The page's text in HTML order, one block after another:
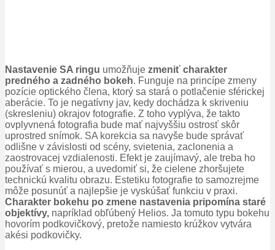
Nastavenie SA ringu umožňuje zmeniť charakter
predného a zadného bokeh. Funguje na princípe zmeny
pozície optického člena, ktorý sa stará o potlačenie sférickej
aberácie. To je negatívny jav, kedy dochádza k skriveniu
(skresleniu) okrajov fotografie. Z toho vyplýva, že takto
ovplyvnená fotografia bude mať najvyššiu ostrosť skôr
uprostred snímok. SA korekcia sa navyše bude správať
odlišne v závislosti od scény, svietenia, zaclonenia a
zaostrovacej vzdialenosti. Efekt je zaujímavý, ale treba ho
používať s mierou, a uvedomiť si, že cielene zhoršujete
technickú kvalitu obrazu. Estetiku fotografie to samozrejme
môže posunúť a najlepšie je vyskúšať funkciu v praxi.
Charakter bokehu po zmene nastavenia pripomína staré
objektívy, napríklad obľúbený Helios. Ja tomuto typu bokehu
hovorím podkovičkový, pretože namiesto krúžkov vytvára
akési podkovičky.